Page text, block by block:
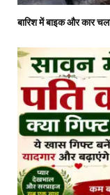
बारिश में बाइक और कार